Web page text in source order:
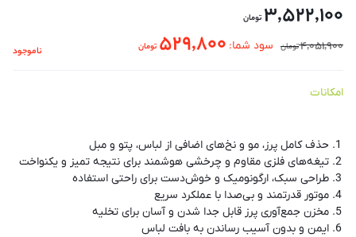
3,522,100 تومان
4,051,900تومان سود شما: 529,800 تومان ناموجود
امکانات
حذف کامل پرز، مو و نخ‌های اضافی از لباس، پتو و مبل
تیغه‌های فلزی مقاوم و چرخشی هوشمند برای نتیجه تمیز و یکنواخت
طراحی سبک، ارگونومیک و خوش‌دست برای راحتی استفاده
موتور قدرتمند و بی‌صدا با عملکرد سریع
مخزن جمع‌آوری پرز قابل جدا شدن و آسان برای تخلیه
ایمن و بدون آسیب رساندن به بافت لباس